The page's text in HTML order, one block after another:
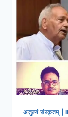
अतुल्यं संस्कृतम् |